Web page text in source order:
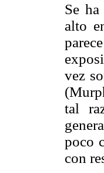
Se
alto
vez
tal
poco
con